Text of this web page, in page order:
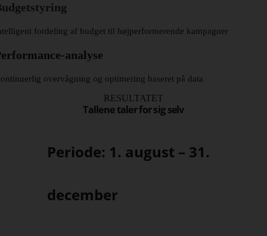
fordeling af budget til højperformerende kampagner
analyse
overvågning og optimering baseret på data
RESULTATET
Tallene taler for sig selv
Periode: 1. august – 31.
december